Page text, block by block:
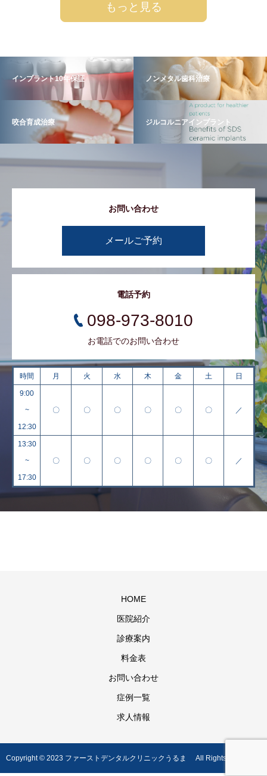
もっと見る
インプラント10年保証 ノンメタル歯科治療
咬合育成治療 ジルコルニアインプラント
お問い合わせ
メールご予約
電話予約
098-973-8010
お電話でのお問い合わせ
時間 月 火 水 木 金 土 日
9:00
~
12:30
〇 〇 〇 〇 〇 〇 ／
13:30
~
17:30
〇 〇 〇 〇 〇 〇 ／
HOME
医院紹介
診療案内
料金表
お問い合わせ
症例一覧
求人情報
Copyright © 2023 ファーストデンタルクリニックうるま All Rights Reserved.